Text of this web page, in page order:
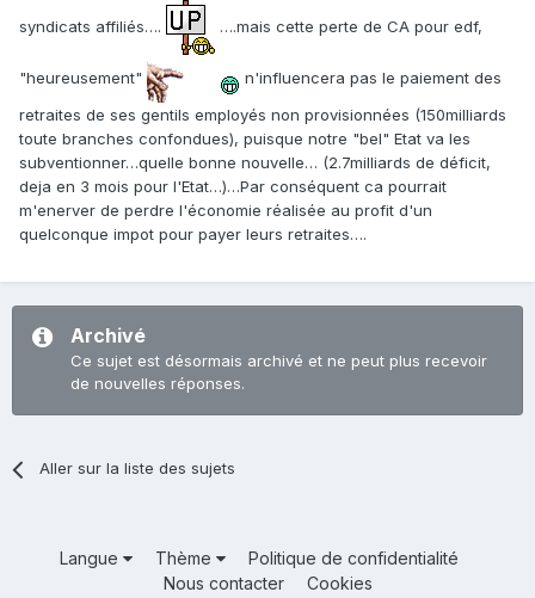
syndicats affiliés….
….mais cette perte de CA pour edf,
"heureusement"
n'influencera pas le paiement des
retraites de ses gentils employés non provisionnées (150milliards
toute branches confondues), puisque notre "bel" Etat va les
subventionner…quelle bonne nouvelle… (2.7milliards de déficit,
deja en 3 mois pour l'Etat…)…Par conséquent ca pourrait
m'enerver de perdre l'économie réalisée au profit d'un
quelconque impot pour payer leurs retraites….
Archivé
Ce sujet est désormais archivé et ne peut plus recevoir
de nouvelles réponses.
Aller sur la liste des sujets
Langue Thème
Politique de confidentialité
Nous contacter
Cookies